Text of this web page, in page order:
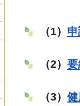
（1）
（2）
（3）